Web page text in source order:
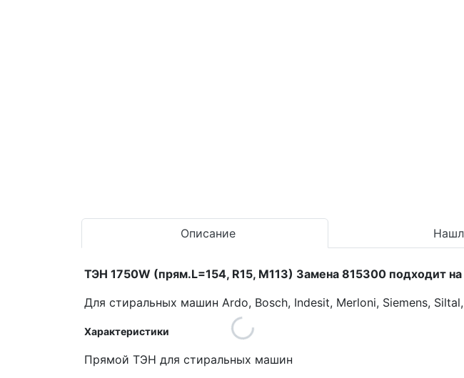
Описание
ТЭН 1750W (прям.L=154, R15, M113) Замена 815300 подходит
Для стиральных машин Ardo, Bosch, Indesit, Merloni, Siemens,
Характеристики
Прямой ТЭН для стиральных машин